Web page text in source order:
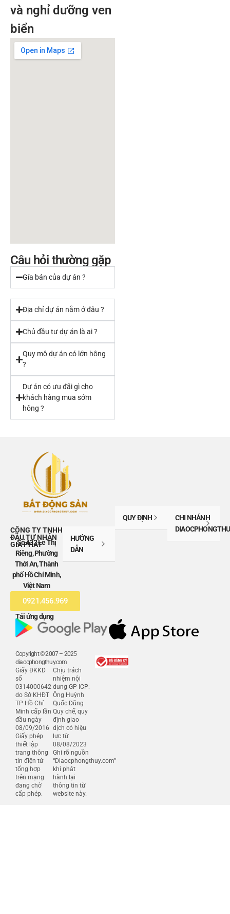
và nghỉ dưỡng ven
biển
Câu hỏi thường gặp
Gía bán của dự án ?
Địa chỉ dự án nằm ở đâu ?
Chủ đầu tư dự án là ai ?
Quy mô dự án có lớn hông
?
Dự án có ưu đãi gì cho
khách hàng mua sớm
hông ?
CÔNG TY TNHH
ĐẦU TƯ NHÂN
GIA PHÁT
Số 432 Lê Thị
Riêng, Phường
Thới An, Thành
phố Hồ Chí Minh,
Việt Nam
0921.456.969
HƯỚNG
DẪN
QUY ĐỊNH
CHI NHÁNH
Tải ứng dụng
Copyright © 2007 – 2025
diaocphongthuy.com
Giấy ĐKKD
số
0314000642
do Sở KHĐT
TP Hồ Chí
Minh cấp lần
đầu ngày
08/09/2016
Giấy phép
thiết lập
trang thông
tin điện tử
tổng hợp
trên mạng
đang chờ
cấp phép.
Chịu trách
nhiệm nội
dung GP ICP:
Ông Huỳnh
Quốc Dũng
Quy chế, quy
định giao
dịch có hiệu
lực từ
08/08/2023
Ghi rõ nguồn
“Diaocphongthuy.com”
khi phát
hành lại
thông tin từ
website này.